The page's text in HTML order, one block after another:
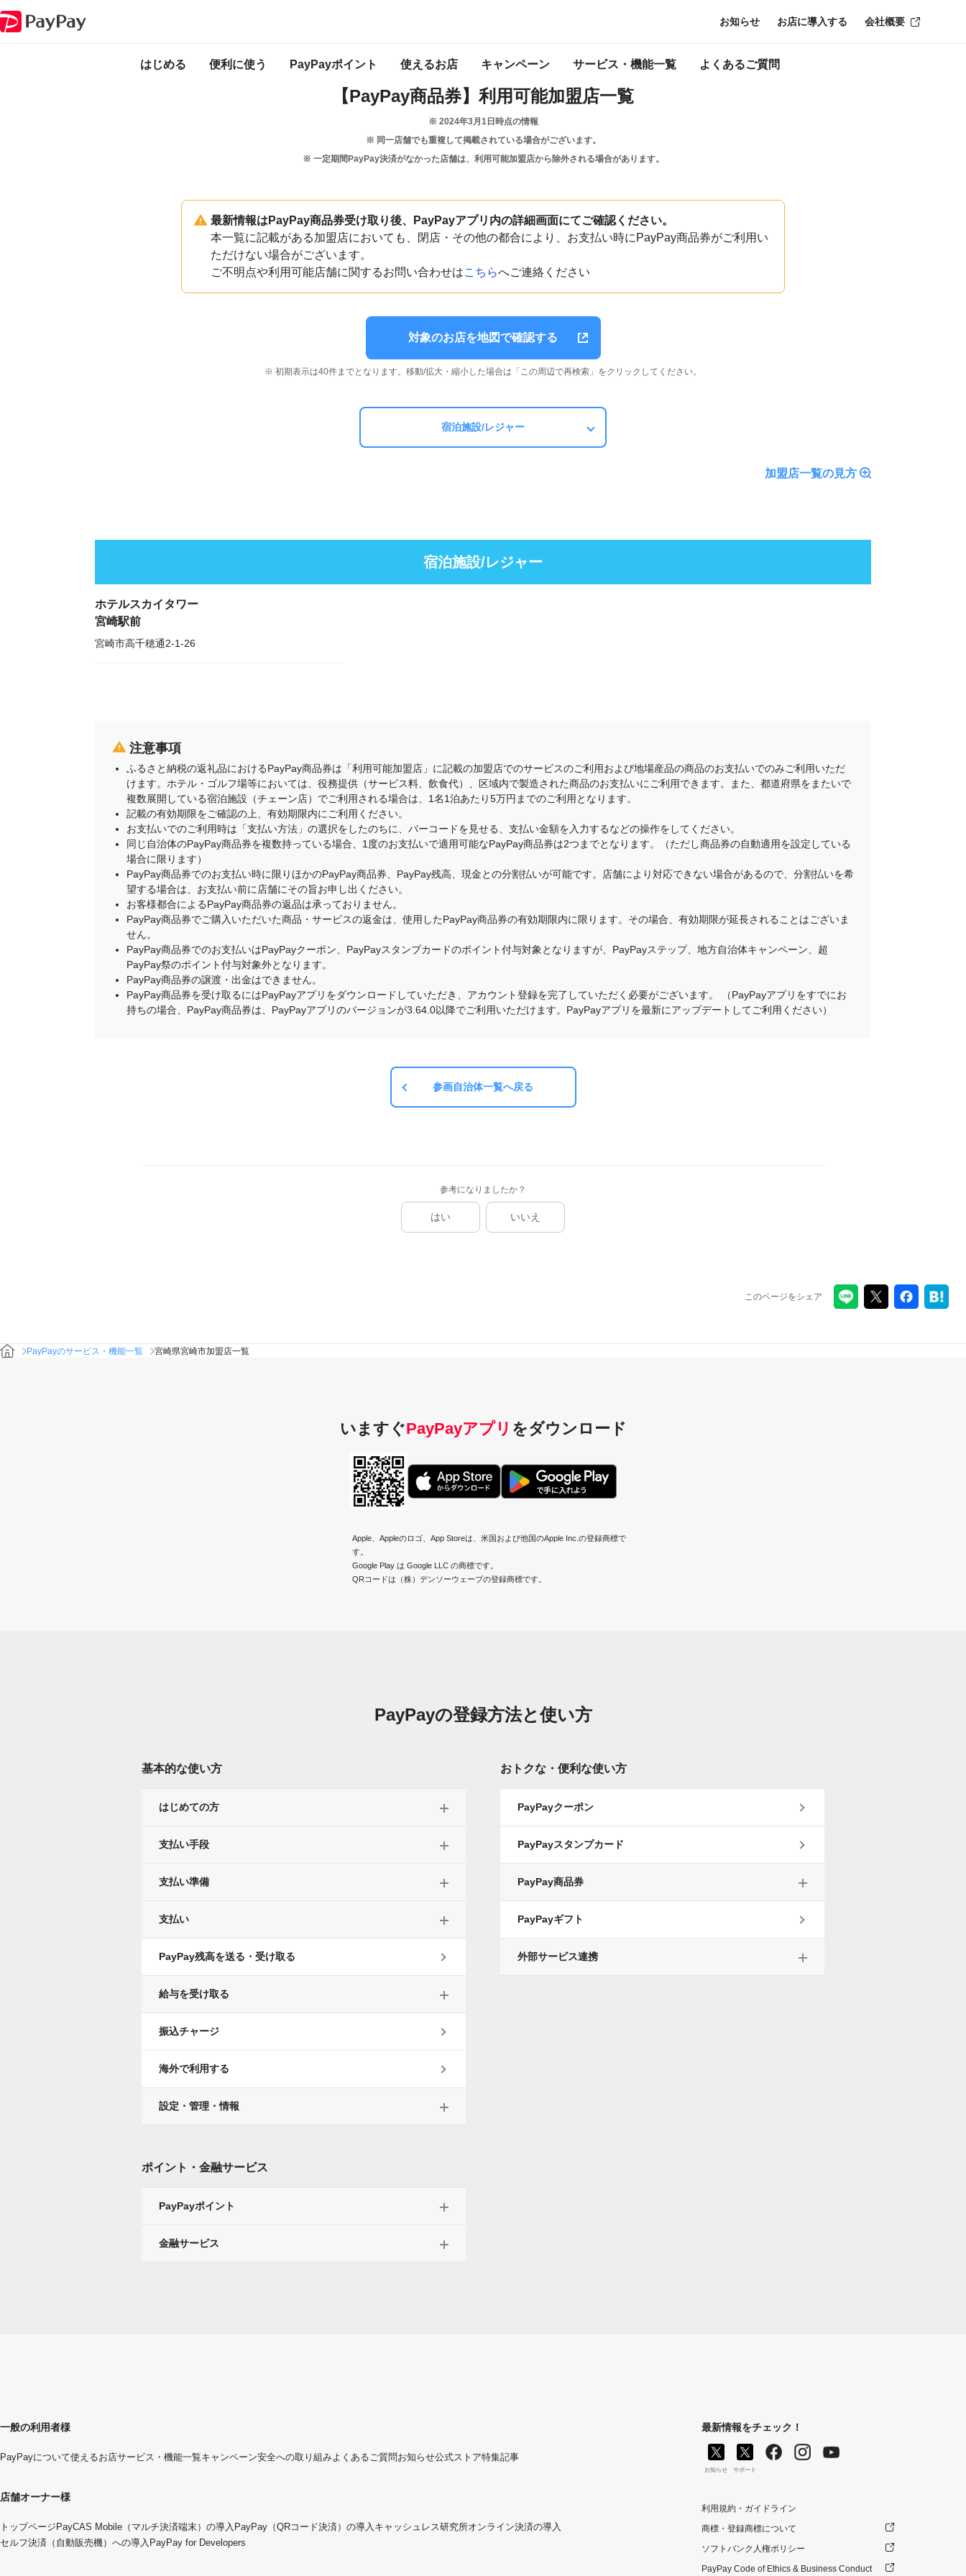
はじめる 便利に使う PayPayポイント 使えるお店 キャンペーン サービス・機能一覧 よくあるご質問
お知らせ お店に導入する 会社概要
宮崎県 宮崎市
【PayPay商品券】利用可能加盟店一覧
※ 2024年3月1日 時点の情報
※ 同一店舗でも重複して掲載されている場合がございます。
※ 一定期間PayPay決済がなかった店舗は、利用可能加盟店から除外される場合があります。
最新情報はPayPay商品券受け取り後、PayPayアプリ内の詳細画面にてご確認ください。
本一覧に記載がある加盟店においても、閉店・その他の都合により、お支払い時にPayPay商品券がご利用い
ただけない場合がございます。
ご不明点や利用可能店舗に関するお問い合わせはこちらへご連絡ください
対象のお店を地図で確認する
※ 初期表示は40件までとなります。移動/拡大・縮小した場合は「この周辺で再検索」をクリックしてください。
宿泊施設/レジャー
加盟店一覧の見方
宿泊施設/レジャー
ホテルスカイタワー
宮崎駅前
宮崎市高千穂通2-1-26
注意事項
ふるさと納税の返礼品におけるPayPay商品券は「利用可能加盟店」に記載の加盟店でのサービスのご利用および地場産品の商品のお支払いでのみご利用いただ
けます。ホテル・ゴルフ場等においては、役務提供（サービス料、飲食代）、区域内で製造された商品のお支払いにご利用できます。また、都道府県をまたいで
複数展開している宿泊施設（チェーン店）でご利用される場合は、1名1泊あたり5万円までのご利用となります。
記載の有効期限をご確認の上、有効期限内にご利用ください。
お支払いでのご利用時は「支払い方法」の選択をしたのちに、バーコードを見せる、支払い金額を入力するなどの操作をしてください。
同じ自治体のPayPay商品券を複数持っている場合、1度のお支払いで適用可能なPayPay商品券は2つまでとなります。（ただし商品券の自動適用を設定している
場合に限ります）
PayPay商品券でのお支払い時に限りほかのPayPay商品券、PayPay残高、現金との分割払いが可能です。店舗により対応できない場合があるので、分割払いを希
望する場合は、お支払い前に店舗にその旨お申し出ください。
お客様都合によるPayPay商品券の返品は承っておりません。
PayPay商品券でご購入いただいた商品・サービスの返金は、使用したPayPay商品券の有効期限内に限ります。その場合、有効期限が延長されることはございま
せん。
PayPay商品券でのお支払いはPayPayクーポン、PayPayスタンプカードのポイント付与対象となりますが、PayPayステップ、地方自治体キャンペーン、超
PayPay祭のポイント付与対象外となります。
PayPay商品券の譲渡・出金はできません。
PayPay商品券を受け取るにはPayPayアプリをダウンロードしていただき、アカウント登録を完了していただく必要がございます。 （PayPayアプリをすでにお
持ちの場合、PayPay商品券は、PayPayアプリのバージョンが3.64.0以降でご利用いただけます。PayPayアプリを最新にアップデートしてご利用ください）
参画自治体一覧へ戻る
参考になりましたか？
はい いいえ
このページをシェア
PayPayのサービス・機能一覧 宮崎県宮崎市加盟店一覧
いますぐPayPayアプリ をダウンロード
Apple、Appleのロゴ、App Storeは、米国および他国のApple Inc.の登録商標で
す。
Google Play は Google LLC の商標です。
QRコードは（株）デンソーウェーブの登録商標です。
PayPayの登録方法と使い方
基本的な使い方
はじめての方
支払い手段
支払い準備
支払い
PayPay残高を送る・受け取る
給与を受け取る
振込チャージ
海外で利用する
設定・管理・情報
ポイント・金融サービス
PayPayポイント
金融サービス
おトクな・便利な使い方
PayPayクーポン
PayPayスタンプカード
PayPay商品券
PayPayギフト
外部サービス連携
一般の利用者様
PayPayについて使えるお店サービス・機能一覧キャンペーン安全への取り組みよくあるご質問お知らせ公式ストア特集記事
店舗オーナー様
トップページ PayCAS Mobile（マルチ決済端末）の導入 PayPay（QRコード決済）の導入 キャッシュレス研究所オンライン決済の導入
セルフ決済（自動販売機）への導入 PayPay for Developers
最新情報をチェック！
お知らせ サポート
利用規約・ガイドライン
商標・登録商標について
ソフトバンク人権ポリシー
PayPay Code of Ethics & Business Conduct